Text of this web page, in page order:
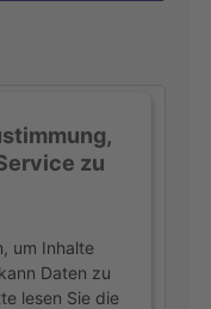
zu
um Inhalte
Daten zu
lesen Sie die